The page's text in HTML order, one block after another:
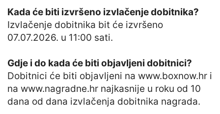
Kada će biti izvršeno izvlačenje dobitnika?
Izvlačenje dobitnika bit će izvršeno
07.07.2026. u 11:00 sati.
Gdje i do kada će biti objavljeni dobitnici?
Dobitnici će biti objavljeni na www.boxnow.hr i
na www.nagradne.hr najkasnije u roku od 10
dana od dana izvlačenja dobitnika nagrada.